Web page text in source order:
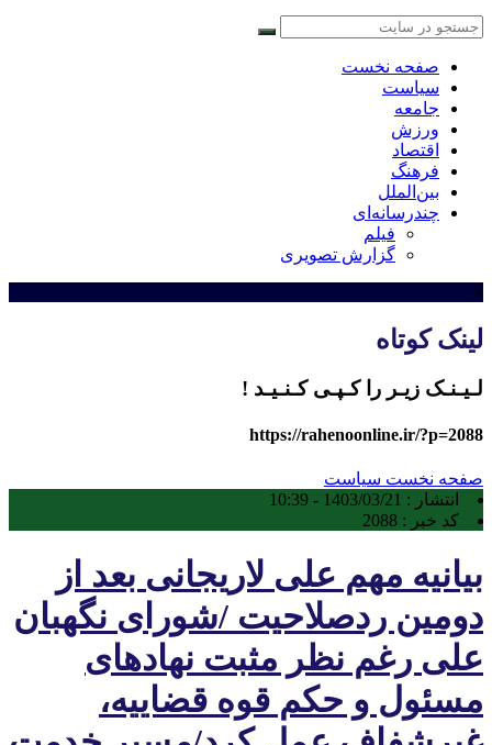
صفحه نخست
سیاست
جامعه
ورزش
اقتصاد
فرهنگ
بین‌الملل
چندرسانه‌ای
فیلم
گزارش تصویری
×
لینک کوتاه
لـیـنـک زیـر را کـپـی کـنـیـد !
https://rahenoonline.ir/?p=2088
صفحه نخست سیاست
انتشار : 1403/03/21 - 10:39
کد خبر : 2088
بیانیه مهم علی لاریجانی بعد از
دومین ردصلاحیت /شورای نگهبان
علی رغم نظر مثبت نهادهای
مسئول و حکم قوه قضاییه،